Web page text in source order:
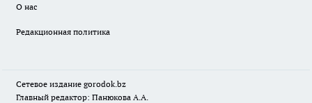
О нас
Редакционная политика
Сетевое издание gorodok.bz
Главный редактор: Панюкова А.А.